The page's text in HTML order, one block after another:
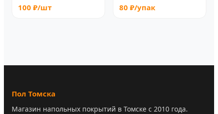
100 ₽/шт 80 ₽/упак
Пол Томска
Магазин напольных покрытий в Томске с 2010 года.